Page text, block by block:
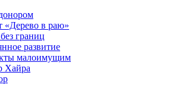
«Дерево в раю»
границ
развитие
малоимущим
Хайра